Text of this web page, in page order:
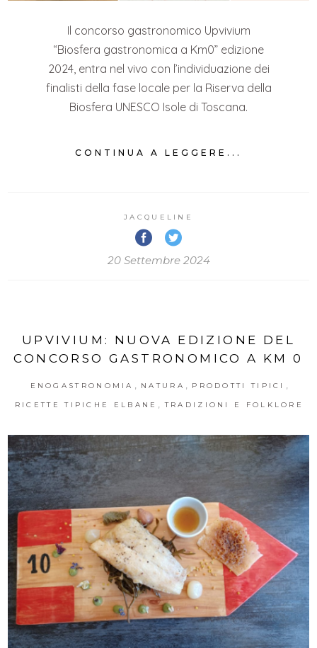
Il concorso gastronomico Upvivium
“Biosfera gastronomica a Km0” edizione
2024, entra nel vivo con l’individuazione dei
finalisti della fase locale per la Riserva della
Biosfera UNESCO Isole di Toscana.
CONTINUA A LEGGERE...
JACQUELINE
20 Settembre 2024
UPVIVIUM: NUOVA EDIZIONE DEL
CONCORSO GASTRONOMICO A KM 0
ENOGASTRONOMIA NATURA PRODOTTI TIPICI
RICETTE TIPICHE ELBANE TRADIZIONI E FOLKLORE